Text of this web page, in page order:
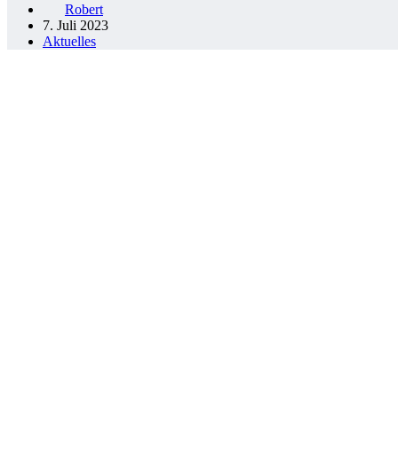
Robert
7. Juli 2023
Aktuelles